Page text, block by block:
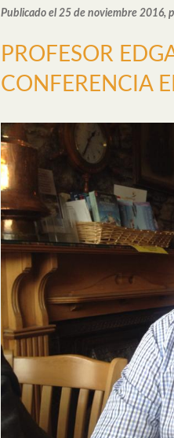
Publicado el 25 de noviembre 2016,
PROFESOR
CONFERENCIA